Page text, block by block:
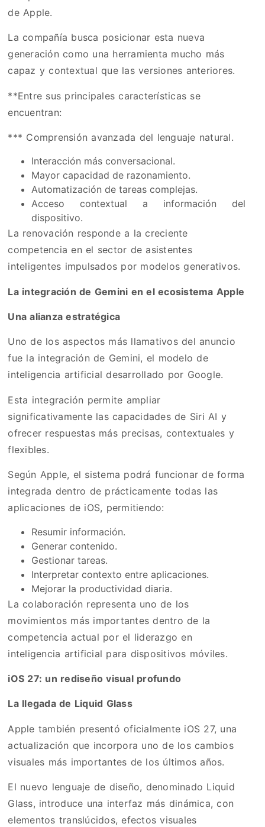
de Apple.
La compañía busca posicionar esta nueva
generación como una herramienta mucho más
capaz y contextual que las versiones anteriores.
**Entre sus principales características se
encuentran:
*** Comprensión avanzada del lenguaje natural.
Interacción más conversacional.
Mayor capacidad de razonamiento.
Automatización de tareas complejas.
Acceso contextual a información del
dispositivo.
La renovación responde a la creciente
competencia en el sector de asistentes
inteligentes impulsados por modelos generativos.
La integración de Gemini en el ecosistema Apple
Una alianza estratégica
Uno de los aspectos más llamativos del anuncio
fue la integración de Gemini, el modelo de
inteligencia artificial desarrollado por Google.
Esta integración permite ampliar
significativamente las capacidades de Siri AI y
ofrecer respuestas más precisas, contextuales y
flexibles.
Según Apple, el sistema podrá funcionar de forma
integrada dentro de prácticamente todas las
aplicaciones de iOS, permitiendo:
Resumir información.
Generar contenido.
Gestionar tareas.
Interpretar contexto entre aplicaciones.
Mejorar la productividad diaria.
La colaboración representa uno de los
movimientos más importantes dentro de la
competencia actual por el liderazgo en
inteligencia artificial para dispositivos móviles.
iOS 27: un rediseño visual profundo
La llegada de Liquid Glass
Apple también presentó oficialmente iOS 27, una
actualización que incorpora uno de los cambios
visuales más importantes de los últimos años.
El nuevo lenguaje de diseño, denominado Liquid
Glass, introduce una interfaz más dinámica, con
elementos translúcidos, efectos visuales